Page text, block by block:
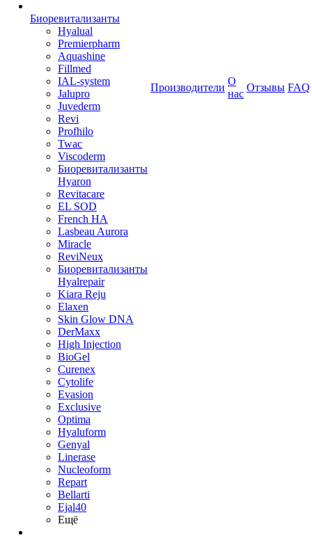
Биоревитализанты
Hyalual
Premierpharm
Aquashine
Fillmed
IAL-system
Jalupro
Juvederm
Revi
Profhilo
Twac
Viscoderm
Биоревитализанты
Hyaron
Revitacare
EL SOD
French HA
Lasbeau Aurora
Miracle
ReviNeux
Биоревитализанты
Hyalrepair
Kiara Reju
Elaxen
Skin Glow DNA
DerMaxx
High Injection
BioGel
Curenex
Cytolife
Evasion
Exclusive
Optima
Hyaluform
Genyal
Linerase
Nucleoform
Repart
Bellarti
Ejal40
Ещё
Производители
О
нас
Отзывы FAQ